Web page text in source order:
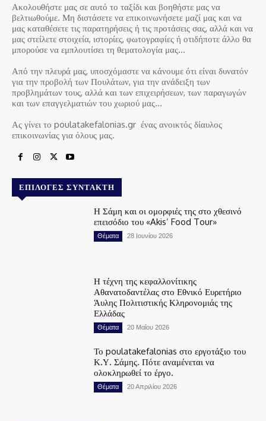
Ακολουθήστε μας σε αυτό το ταξίδι και βοηθήστε μας να
βελτιωθούμε. Μη διστάσετε να επικοινωνήσετε μαζί μας και να
μας καταθέσετε τις παρατηρήσεις ή τις προτάσεις σας, αλλά και να
μας στείλετε στοιχεία, ιστορίες, φωτογραφίες ή οτιδήποτε άλλο θα
μπορούσε να εμπλουτίσει τη θεματολογία μας…
Από την πλευρά μας, υποσχόμαστε να κάνουμε ότι είναι δυνατόν
για την προβολή των Πουλάτων, για την ανάδειξη των
προβλημάτων τους, αλλά και των επιχειρήσεων, των παραγωγών
και των επαγγελματιών του χωριού μας…
Ας γίνει το poulatakefalonias.gr ένας ανοικτός δίαυλος
επικοινωνίας για όλους μας.
ΕΠΙΛΟΓΈΣ ΣΥΝΤΆΚΤΗ
Η Σάμη και οι ομορφιές της στο χθεσινό
επεισόδιο του «Akis’ Food Tour»
Θέματα 28 Ιουνίου 2026
Η τέχνη της κεφαλλονίτικης
Αθανατοδαντέλας στο Εθνικό Ευρετήριο
Άυλης Πολιτιστικής Κληρονομιάς της
Ελλάδας
Θέματα 20 Μαΐου 2026
Το poulatakefalonias στο εργοτάξιο του
Κ.Υ. Σάμης. Πότε αναμένεται να
ολοκληρωθεί το έργο.
Θέματα 20 Απριλίου 2026